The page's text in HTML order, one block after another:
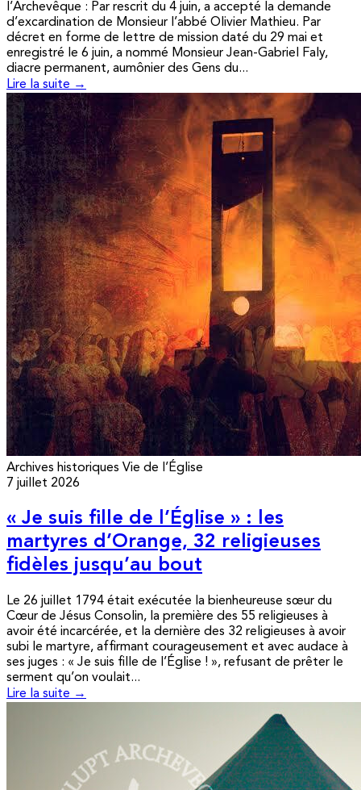
l’Archevêque : Par rescrit du 4 juin, a accepté la demande
d’excardination de Monsieur l’abbé Olivier Mathieu. Par
décret en forme de lettre de mission daté du 29 mai et
enregistré le 6 juin, a nommé Monsieur Jean-Gabriel Faly,
diacre permanent, aumônier des Gens du...
Lire la suite →
Archives historiques Vie de l’Église
7 juillet 2026
« Je suis fille de l’Église » : les
martyres d’Orange, 32 religieuses
fidèles jusqu’au bout
Le 26 juillet 1794 était exécutée la bienheureuse sœur du
Cœur de Jésus Consolin, la première des 55 religieuses à
avoir été incarcérée, et la dernière des 32 religieuses à avoir
subi le martyre, affirmant courageusement et avec audace à
ses juges : « Je suis fille de l’Église ! », refusant de prêter le
serment qu’on voulait...
Lire la suite →